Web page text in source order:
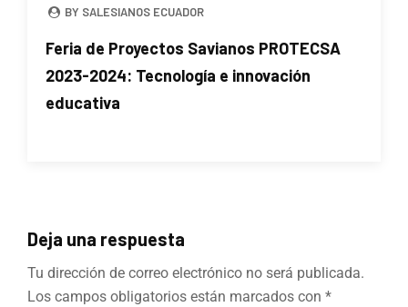
BY SALESIANOS ECUADOR
Feria de Proyectos Savianos PROTECSA
2023-2024: Tecnología e innovación
educativa
Deja una respuesta
Tu dirección de correo electrónico no será publicada.
Los campos obligatorios están marcados con *